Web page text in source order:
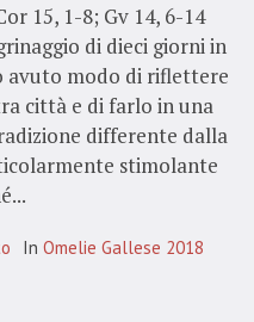
15, 1-8; Gv 14, 6-14
di dieci giorni in
avuto modo di riflettere
città e di farlo in una
differente dalla
stimolante
In Omelie Gallese 2018